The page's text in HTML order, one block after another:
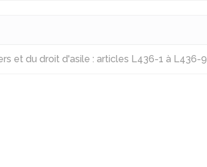
et du droit d'asile : articles L436-1 à L436-9